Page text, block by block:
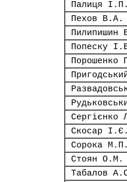
Палиця І.П.
Пехов В.А.
Пилипишин
Попеску
Порошенко
Сергієнко
Скосар І.Є.
Сорока М.П.
Стоян О.М.
Табалов